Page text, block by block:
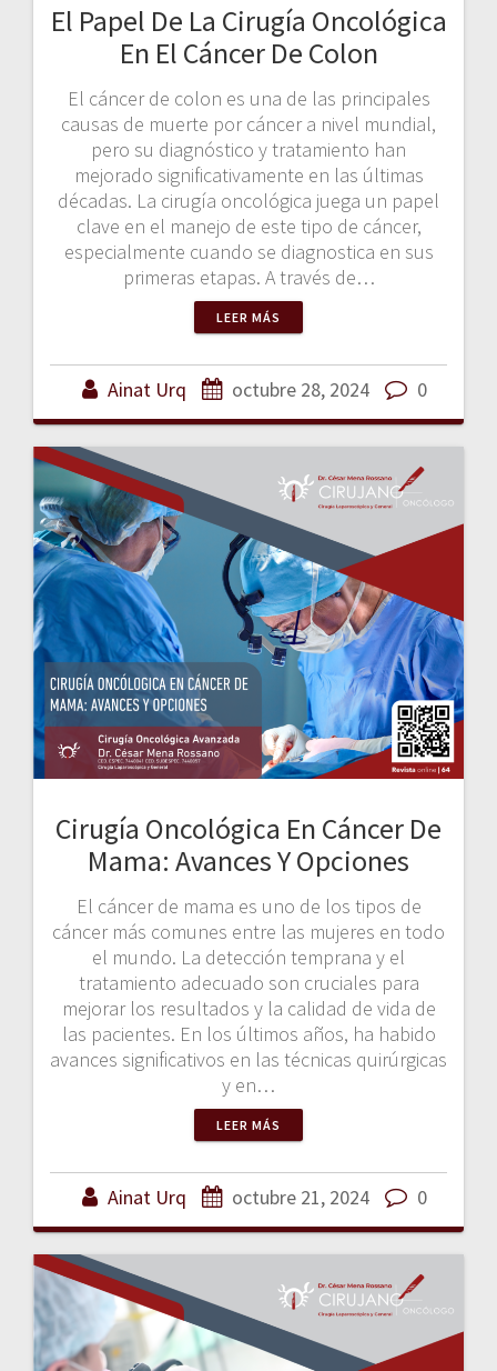
El Papel De La Cirugía Oncológica
En El Cáncer De Colon
El cáncer de colon es una de las principales
causas de muerte por cáncer a nivel mundial,
pero su diagnóstico y tratamiento han
mejorado significativamente en las últimas
décadas. La cirugía oncológica juega un papel
clave en el manejo de este tipo de cáncer,
especialmente cuando se diagnostica en sus
primeras etapas. A través de…
LEER MÁS
Ainat Urq octubre 28, 2024 0
Cirugía Oncológica En Cáncer De
Mama: Avances Y Opciones
El cáncer de mama es uno de los tipos de
cáncer más comunes entre las mujeres en todo
el mundo. La detección temprana y el
tratamiento adecuado son cruciales para
mejorar los resultados y la calidad de vida de
las pacientes. En los últimos años, ha habido
avances significativos en las técnicas quirúrgicas
y en…
LEER MÁS
Ainat Urq octubre 21, 2024 0